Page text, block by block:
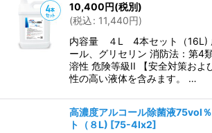
10,400円(税別)
(税込: 11,440円)
内容量 ４L 4本セット（16L)
ール、グリセリン 消防法：第4
溶性 危険等級II 【安全対策およ
性の高い液体を含みます。 …
高濃度アルコール除菌液
ト（８L) [75-4lx2]